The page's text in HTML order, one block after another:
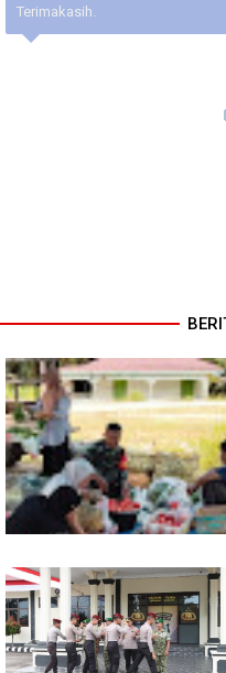
Terimakasih.
Babinsa Turun ke Pasar, Harga
dan Ketersediaan Sembako
Dipantau